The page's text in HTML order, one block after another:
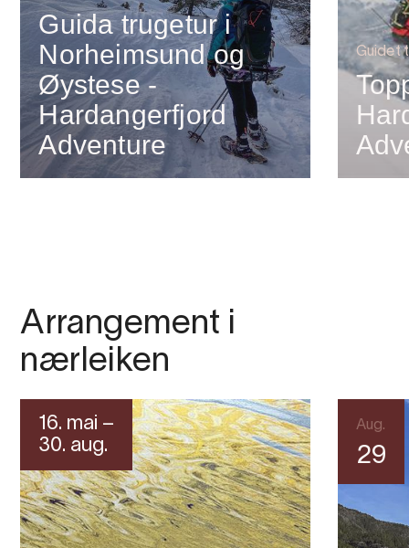
Guida trugetur i
Norheimsund og
Øystese -
Hardangerfjord
Adventure
Guidet
Arrangement i
nærleiken
16. mai –
30. aug.
Aug.
29